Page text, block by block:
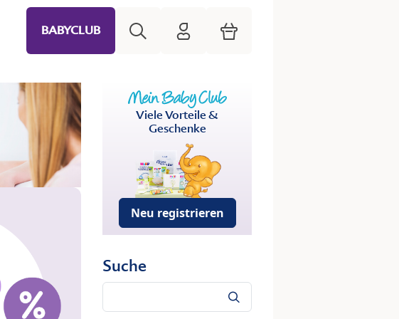
BABYCLUB HiPP Mein Babyclub
Warenkorb
Viele Vorteile &
Geschenke
Neu registrieren
Suche